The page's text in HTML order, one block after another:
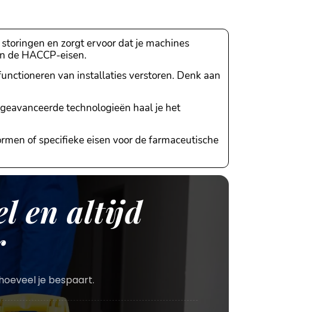
en zorgt ervoor dat je machines
de HACCP-eisen.
van installaties verstoren. Denk aan
technologieën haal je het
of specifieke eisen voor de farmaceutische
en altijd
je bespaart.